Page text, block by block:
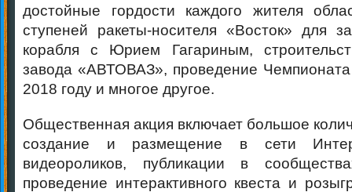
достойные гордости каждого жителя
ступеней ракеты-носителя «Восток» для
корабля с Юрием Гагариным,
завода «АВТОВАЗ», проведение
2018 году и многое другое.
Общественная акция включает большое
создание и размещение в сети
видеороликов, публикации в
проведение интерактивного квеста и